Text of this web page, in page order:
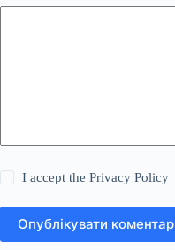
I accept thePrivacy Policy
Опублікувати коментар